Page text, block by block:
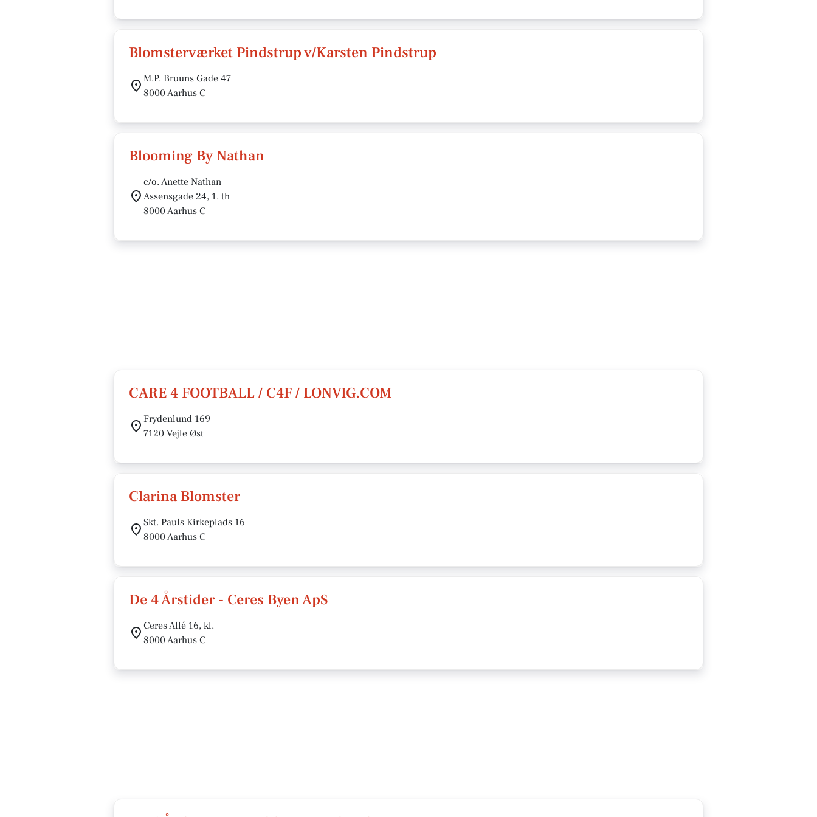
Blomsterværket Pindstrup v/Karsten Pindstrup
M.P. Bruuns Gade 47
8000 Aarhus C
Blooming By Nathan
c/o. Anette Nathan
Assensgade 24, 1. th
8000 Aarhus C
CARE 4 FOOTBALL / C4F / LONVIG.COM
Frydenlund 169
7120 Vejle Øst
Clarina Blomster
Skt. Pauls Kirkeplads 16
8000 Aarhus C
De 4 Årstider - Ceres Byen ApS
Ceres Allé 16, kl.
8000 Aarhus C